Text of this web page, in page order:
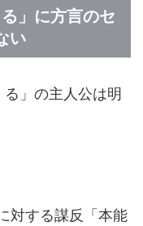
」に方言のセ
い
」の主人公は明
対する謀反「本能